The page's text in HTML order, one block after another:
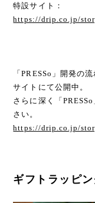
特設サイト：
https://drip.co.jp/
「PRESSo」開発の
サイトにて公開中。
さらに深く「
さい。
https://drip.co.jp/
ギフトラッピ